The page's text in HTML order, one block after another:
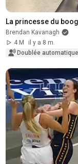
La princesse du
Brendan Kavanagh
4 M
il y a 8 m.
Doublée